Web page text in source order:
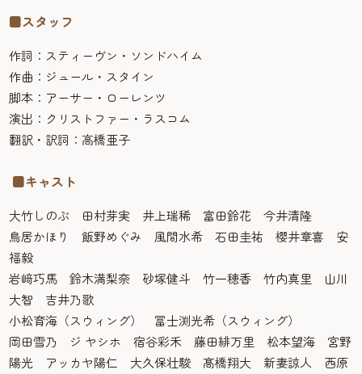
■スタッフ
作詞：スティーヴン・ソンドハイム
作曲：ジュール・スタイン
脚本：アーサー・ローレンツ
演出：クリストファー・ラスコム
翻訳・訳詞：高橋亜子
■キャスト
大竹しのぶ 田村芽実 井上瑞稀 富田鈴花 今井清隆
鳥居かほり 飯野めぐみ 風間水希 石田圭祐 櫻井章喜 安
福毅
岩﨑巧馬 鈴木満梨奈 砂塚健斗 竹一穂香 竹内真里 山川
大智 吉井乃歌
小松育海（スウィング） 冨士渕光希（スウィング）
岡田雪乃 ジ ヤシホ 宿谷彩禾 藤田緋万里 松本望海 宮野
陽光 アッカヤ陽仁 大久保壮駿 髙橋翔大 新妻諒人 西原